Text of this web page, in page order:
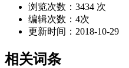
浏览次数： 3434 次
编辑次数： 4次
更新时间： 2018-10-29
相关词条